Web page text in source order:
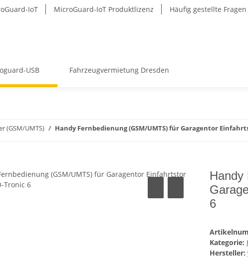
IoT MicroGuard-IoT Produktlizenz Häufig gestellte Fragen
USB Fahrzeugvermietung Dresden
(GSM/UMTS) Handy Fernbedienung (GSM/UMTS) für Garagentor
Handy
6
Kategorie:
Hersteller: